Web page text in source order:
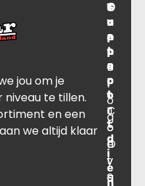
jou om je
te tillen.
en een
we altijd klaar
T
r
a
n
s
p
o
r
t
d
i
e
n
O
v
e
r
B
l
o
g
O
v
e
S
u
p
p
o
r
t
C
o
n
t
a
C
o
n
t
a
c
t
J
o
e
y
S